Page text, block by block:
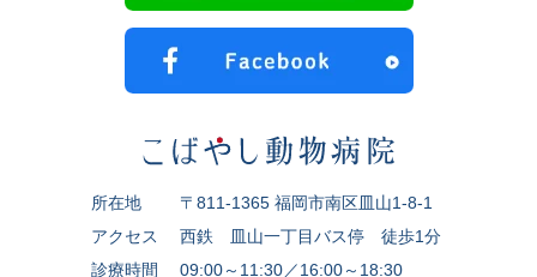
所在地
〒811-1365 福岡市南区皿山1-8-1
アクセス
西鉄 皿山一丁目バス停 徒歩1分
診療時間
09:00～11:30／16:00～18:30